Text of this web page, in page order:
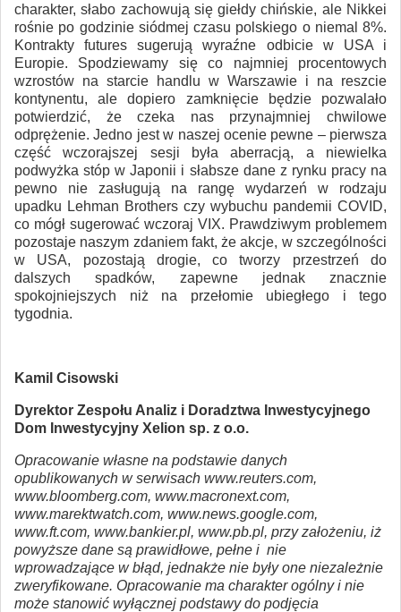
charakter, słabo zachowują się giełdy chińskie, ale Nikkei
rośnie po godzinie siódmej czasu polskiego o niemal 8%.
Kontrakty futures sugerują wyraźne odbicie w USA i
Europie. Spodziewamy się co najmniej procentowych
wzrostów na starcie handlu w Warszawie i na reszcie
kontynentu, ale dopiero zamknięcie będzie pozwalało
potwierdzić, że czeka nas przynajmniej chwilowe
odprężenie. Jedno jest w naszej ocenie pewne – pierwsza
część wczorajszej sesji była aberracją, a niewielka
podwyżka stóp w Japonii i słabsze dane z rynku pracy na
pewno nie zasługują na rangę wydarzeń w rodzaju
upadku Lehman Brothers czy wybuchu pandemii COVID,
co mógł sugerować wczoraj VIX. Prawdziwym problemem
pozostaje naszym zdaniem fakt, że akcje, w szczególności
w USA, pozostają drogie, co tworzy przestrzeń do
dalszych spadków, zapewne jednak znacznie
spokojniejszych niż na przełomie ubiegłego i tego
tygodnia.
Kamil Cisowski
Dyrektor Zespołu Analiz i Doradztwa Inwestycyjnego
Dom Inwestycyjny Xelion sp. z o.o.
Opracowanie własne na podstawie danych
opublikowanych w serwisach www.reuters.com,
www.bloomberg.com, www.macronext.com,
www.marektwatch.com, www.news.google.com,
www.ft.com, www.bankier.pl, www.pb.pl, przy założeniu, iż
powyższe dane są prawidłowe, pełne i nie
wprowadzające w błąd, jednakże nie były one niezależnie
zweryfikowane. Opracowanie ma charakter ogólny i nie
może stanowić wyłącznej podstawy do podjęcia